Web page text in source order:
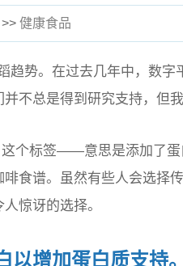
健康食品
趋势。在过去几年中，数字
不总是得到研究支持，但我
这个标签——意思是添加了
食谱。虽然有些人会选择
惊讶的选择。
增加蛋白质支持。